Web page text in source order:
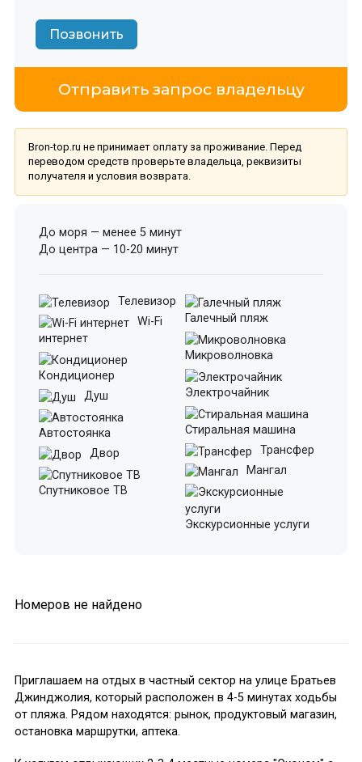
Позвонить
Отправить запрос владельцу
Bron-top.ru не принимает оплату за проживание. Перед
переводом средств проверьте владельца, реквизиты
получателя и условия возврата.
До моря — менее 5 минут
До центра — 10-20 минут
Телевизор
Wi-Fi
интернет
Кондиционер
Душ
Автостоянка
Двор
Спутниковое ТВ
Галечный пляж
Микроволновка
Электрочайник
Стиральная машина
Трансфер
Мангал
Экскурсионные услуги
Номеров не найдено
Приглашаем на отдых в частный сектор на улице Братьев
Джинджолия, который расположен в 4-5 минутах ходьбы
от пляжа. Рядом находятся: рынок, продуктовый магазин,
остановка маршрутки, аптека.